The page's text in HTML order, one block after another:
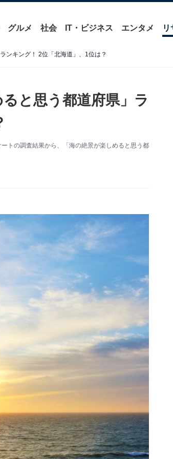
グルメ 社会 IT・ビジネス エンタメ リ
ンキング！ 2位「北海道」、1位は？
と思う都道府県」ラ
トの調査結果から、「海の絶景が楽しめると思う都